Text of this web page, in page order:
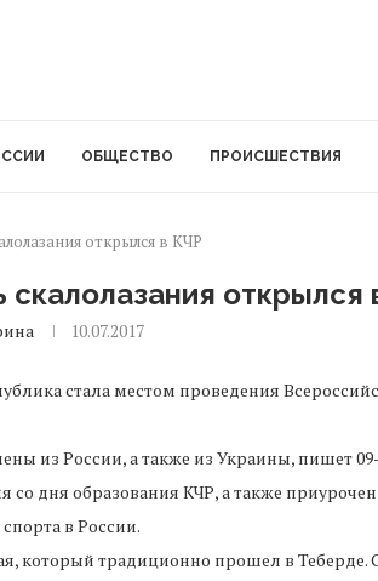
ОБЩЕСТВО ПРОИСШЕСТВИЯ
открылся в КЧР
открылся
10.07.2017
стала местом проведения
из России, а также из Украины, пишет
дня образования КЧР, а также
в России.
который традиционно прошел в Теберде.